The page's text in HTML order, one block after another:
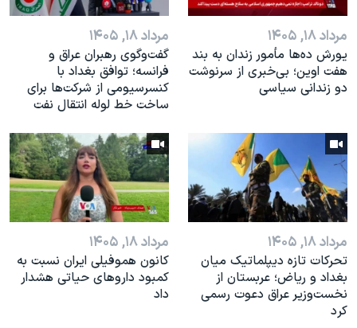
مرداد ۱۸, ۱۴۰۵
یورش ده‌ها مأمور زندان به بند
هفت اوین؛ بی‌خبری از سرنوشت
دو زندانی سیاسی
مرداد ۱۸, ۱۴۰۵
گفت‌وگوی رهبران عراق و
فرانسه؛ توافق بغداد با
کنسرسیومی از شرکت‌ها برای
ساخت خط لوله انتقال نفت
مرداد ۱۸, ۱۴۰۵
تحرکات تازه دیپلماتیک میان
بغداد و ریاض؛ عربستان از
نخست‌وزیر عراق دعوت رسمی
کرد
مرداد ۱۸, ۱۴۰۵
کانون هموفیلی ایران نسبت به
کمبود داروهای حیاتی هشدار
داد